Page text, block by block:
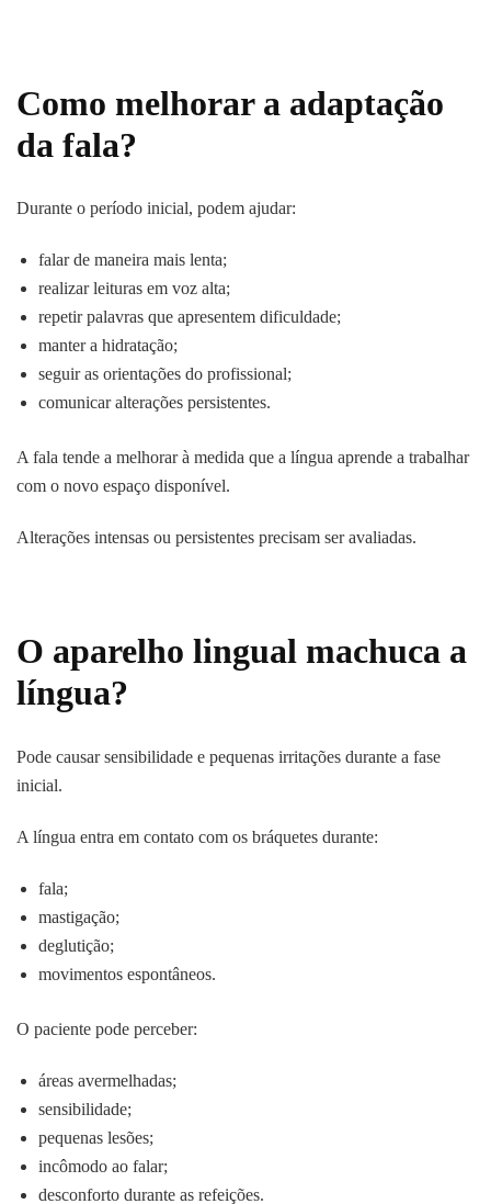
Como melhorar a adaptação
da fala?
Durante o período inicial, podem ajudar:
falar de maneira mais lenta;
realizar leituras em voz alta;
repetir palavras que apresentem dificuldade;
manter a hidratação;
seguir as orientações do profissional;
comunicar alterações persistentes.
A fala tende a melhorar à medida que a língua aprende a trabalhar
com o novo espaço disponível.
Alterações intensas ou persistentes precisam ser avaliadas.
O aparelho lingual machuca a
língua?
Pode causar sensibilidade e pequenas irritações durante a fase
inicial.
A língua entra em contato com os bráquetes durante:
fala;
mastigação;
deglutição;
movimentos espontâneos.
O paciente pode perceber:
áreas avermelhadas;
sensibilidade;
pequenas lesões;
incômodo ao falar;
desconforto durante as refeições.